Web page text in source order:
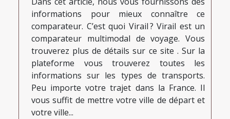
informations pour mieux connaître ce
comparateur. C’est quoi Virail ? Virail est un
comparateur multimodal de voyage. Vous
trouverez plus de détails sur ce site . Sur la
plateforme vous trouverez toutes les
informations sur les types de transports.
Peu importe votre trajet dans la France. Il
vous suffit de mettre votre ville de départ et
votre ville...